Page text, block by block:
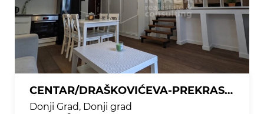
CENTAR/DRAŠKOVIĆEVA-PREKRASNO UREĐEN 2-SOBAN 51 m2!
Donji Grad, Donji grad